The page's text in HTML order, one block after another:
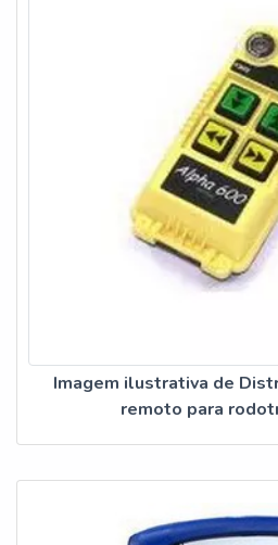
Imagem ilustrativa de
remoto para